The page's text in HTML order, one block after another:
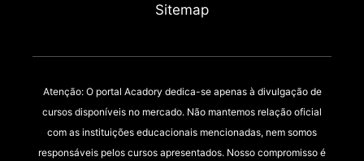
Sitemap
Atenção: O portal Acadory dedica-se apenas à divulgação de
cursos disponíveis no mercado. Não mantemos relação oficial
com as instituições educacionais mencionadas, nem somos
responsáveis pelos cursos apresentados. Nosso compromisso é